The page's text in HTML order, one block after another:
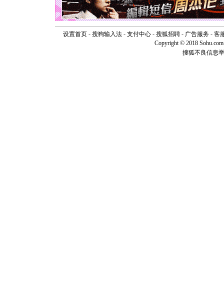
如意,快
[元旦]看
断电。爱
你是我
[元旦]
如
起；二是
离。水晶
设置首页- 搜狗输入法- 支付中心- 搜狐招聘- 广告服务- 客
Copyright © 2018
搜狐不良信息